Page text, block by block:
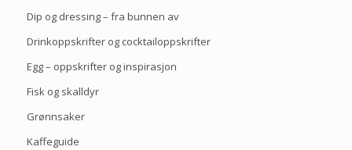
Dip og dressing – fra bunnen av
Drinkoppskrifter og cocktailoppskrifter
Egg – oppskrifter og inspirasjon
Fisk og skalldyr
Grønnsaker
Kaffeguide